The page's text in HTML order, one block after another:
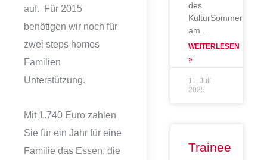
auf. Für 2015
benötigen wir noch für
zwei steps homes
Familien
Unterstützung.
Mit 1.740 Euro zahlen
Sie für ein Jahr für eine
Familie das Essen, die
des
KulturSommers
am
WEITERLESEN
»
11. Juli
2025
Trainee